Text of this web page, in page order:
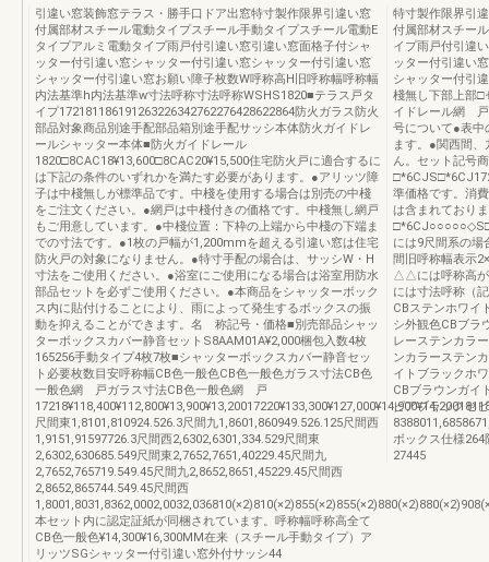
引違い窓装飾窓テラス・勝手口ドア出窓特寸製作限界引違い窓
付属部材スチール電動タイプスチール手動タイプスチール電動E
タイプアルミ電動タイプ雨戸付引違い窓引違い窓面格子付シャ
ッター付引違い窓シャッター付引違い窓シャッター付引違い窓
シャッター付引違い窓お願い障子枚数W呼称高H旧呼称幅呼称幅
内法基準h内法基準w寸法呼称寸法呼称WSHS1820■テラス戸タ
イプ172181186191263226342762276428622864防火ガラス防火
部品対象商品別途手配部品箱別途手配サッシ本体防火ガイドレ
ールシャッター本体■防火ガイドレール
1820□8CAC18¥13,600□8CAC20¥15,500住宅防火戸に適合するに
は下記の条件のいずれかを満たす必要があります。●アリッツ障
子は中棧無しが標準品です。中棧を使用する場合は別売の中棧
をご注文ください。●網戸は中棧付きの価格です。中棧無し網戸
もご用意しています。●中棧位置：下枠の上端から中棧の下端ま
での寸法です。●1枚の戸幅が1,200mmを超える引違い窓は住宅
防火戸の対象になりません。●特寸手配の場合は、サッシW・H
寸法をご使用ください。●浴室にご使用になる場合は浴室用防水
部品セットを必ずご使用ください。●本商品をシャッターボック
ス内に貼付けることにより、雨によって発生するボックスの振
動を抑えることができます。名 称記号・価格■別売部品シャッ
ターボックスカバー静音セットS8AAM01A¥2,000梱包入数4枚
165256手動タイプ4枚7枚■シャッターボックスカバー静音セッ
ト必要枚数目安呼称幅CB色一般色CB色一般色ガラス寸法CB色
一般色網 戸ガラス寸法CB色一般色網 戸
尺間東1,8101,810924.526.3尺間九1,8601,860949.526.125尺間西
1,9151,91597726.3尺間西2,6302,6301,334.529尺間東
2,6302,630685.549尺間東2,7652,7651,40229.45尺間九
2,7652,765719.549.45尺間九2,8652,8651,45229.45尺間西
2,8652,865744.549.45尺間西
本セット内に認定証紙が同梱されています。呼称幅呼称高全て
CB色一般色¥14,300¥16,300MM在来（スチール手動タイプ）ア
リッツSGシャッター付引違い窓外付サッシ44
特寸製作限界引
付属部材スチー
イプ雨戸付引違
ッター付引違い
シャッター付引
棧無し下部上部
イドレール網 戸
号について●表中
ます。●関西間
ん。セット記号
準価格です。消
は含まれており
には9尺間系の場
間旧呼称幅表示
△△には呼称高が
には寸法呼称（
CBステンホワイ
シ外観色CBブラ
レーステンカラ
ンカラーステン
イトブラックホ
CBブラウンガイ
ピアブラックセ
ボックス仕様264
27445